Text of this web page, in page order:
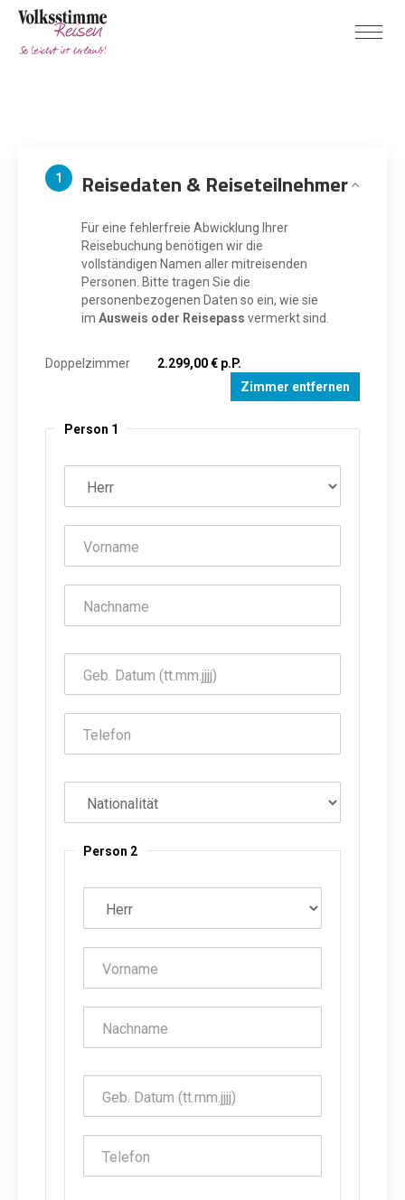
1 Reisedaten & Reiseteilnehmer
Für eine fehlerfreie Abwicklung Ihrer
Reisebuchung benötigen wir die
vollständigen Namen aller mitreisenden
Personen. Bitte tragen Sie die
personenbezogenen Daten so ein, wie sie
im Ausweis oder Reisepass vermerkt sind.
Doppelzimmer
2.299,00 € p.P.
Zimmer entfernen
Person 1
Person 2